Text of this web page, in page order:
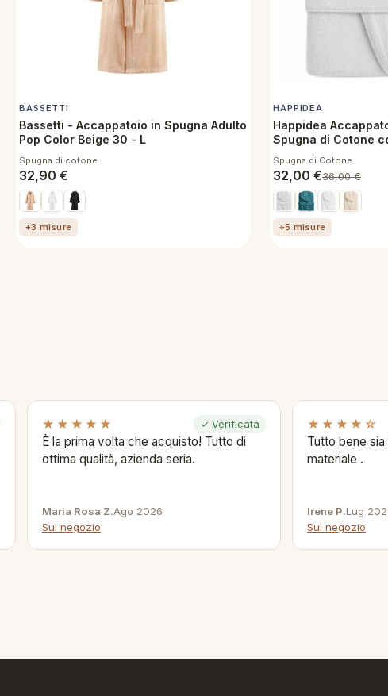
BASSETTI
Bassetti - Accappatoio in Spugna Adulto
Pop Color Beige 30 - L
Spugna di cotone
32,90 €
+3 misure
HAPPIDEA
Happidea
Spugna di Cotone
Spugna di Cotone
32,00 €36,00€
+5 misure
★★★★★ ✓ Verificata
È la prima volta che acquisto! Tutto di
ottima qualità, azienda seria.
Maria Rosa Z.Ago 2026
Sul negozio
★★★★☆
Tutto bene
materiale .
Irene P.Lug
Sul negozio